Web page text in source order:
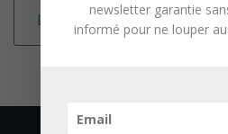
Lire la suitenewsletter garantie
informé pour ne louper